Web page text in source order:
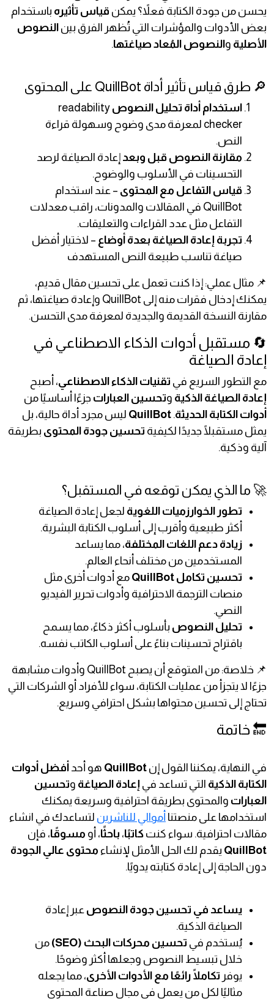
يحسن من جودة الكتابة فعلاً؟ يمكن قياس تأثيره باستخدام
بعض الأدوات والمؤشرات التي تُظهر الفرق بين النصوص
الأصلية والنصوص المُعاد صياغتها.
🔎 طرق قياس تأثير أداة QuillBot على المحتوى
استخدام أداة تحليل النصوص readability
checker لمعرفة مدى وضوح وسهولة قراءة
النص.
مقارنة النصوص قبل وبعد إعادة الصياغة لرصد
التحسينات في الأسلوب والوضوح.
قياس التفاعل مع المحتوى – عند استخدام
QuillBot في المقالات والمدونات، راقب معدلات
التفاعل مثل عدد القراءات والتعليقات.
تجربة إعادة الصياغة بعدة أوضاع – لاختيار أفضل
صياغة تناسب طبيعة النص المستهدف
📌 مثال عملي: إذا كنت تعمل على تحسين مقال قديم،
يمكنك إدخال فقرات منه إلى QuillBot وإعادة صياغتها، ثم
مقارنة النسخة القديمة والجديدة لمعرفة مدى التحسن.
🔄 مستقبل أدوات الذكاء الاصطناعي في
إعادة الصياغة
مع التطور السريع في تقنيات الذكاء الاصطناعي، أصبح
إعادة الصياغة الذكية وتحسين العبارات جزءًا أساسيًا من
أدوات الكتابة الحديثة.
QuillBot ليس مجرد أداة حالية، بل
يمثل مستقبلًا جديدًا لكيفية تحسين جودة المحتوى بطريقة
آلية وذكية.
🚀 ما الذي يمكن توقعه في المستقبل؟
تطور الخوارزميات اللغوية لجعل إعادة الصياغة
أكثر طبيعية وأقرب إلى أسلوب الكتابة البشرية.
زيادة دعم اللغات المختلفة، مما يساعد
المستخدمين من مختلف أنحاء العالم.
تحسين تكامل QuillBot
مع أدوات أخرى مثل
منصات الترجمة الاحترافية وأدوات تحرير الفيديو
النصي.
تحليل النصوص بأسلوب أكثر ذكاءً، مما يسمح
باقتراح تحسينات بناءً على أسلوب الكاتب نفسه.
📌 خلاصة: من المتوقع أن يصبح QuillBot وأدوات مشابهة
جزءًا لا يتجزأ من عمليات الكتابة، سواء للأفراد أو الشركات التي
تحتاج إلى تحسين محتواها بشكل احترافي وسريع.
🔚 خاتمة
في النهاية، يمكننا القول إن QuillBot هو أحد أفضل أدوات
الكتابة الذكية التي تساعد في إعادة الصياغة وتحسين
العبارات والمحتوى بطريقة احترافية وسريعة يمكنك
استخدامها على منصتنا أموالي للناشرين لتساعدك في انشاء
مقالات احترافية. سواء كنت كاتبًا، باحثًا، أو مسوقًا، فإن
QuillBot يقدم لك الحل الأمثل لإنشاء محتوى عالي الجودة
دون الحاجة إلى إعادة كتابته يدويًا.
يساعد في تحسين جودة النصوص عبر إعادة
الصياغة الذكية.
يُستخدم في تحسين محركات البحث (SEO)
من
خلال تبسيط النصوص وجعلها أكثر وضوحًا.
يوفر تكاملًا رائعًا مع الأدوات الأخرى، مما يجعله
مثاليًا لكل من يعمل في مجال صناعة المحتوى